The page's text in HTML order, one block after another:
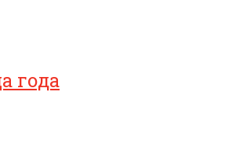
года